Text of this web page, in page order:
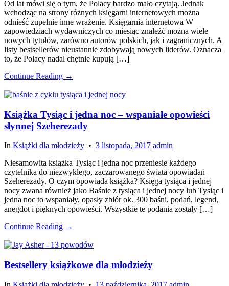
Od lat mówi się o tym, że Polacy bardzo mało czytają. Jednak
wchodząc na strony różnych księgarni internetowych można
odnieść zupełnie inne wrażenie. Księgarnia internetowa W
zapowiedziach wydawniczych co miesiąc znaleźć można wiele
nowych tytułów, zarówno autorów polskich, jak i zagranicznych. A
listy bestsellerów nieustannie zdobywają nowych liderów. Oznacza
to, że Polacy nadal chętnie kupują […]
Continue Reading →
Książka Tysiąc i jedna noc – wspaniałe opowieści
słynnej Szeherezady
In Książki dla młodzieży • 3 listopada, 2017 admin
Niesamowita książka Tysiąc i jedna noc przeniesie każdego
czytelnika do niezwykłego, zaczarowanego świata opowiadań
Szeherezady. O czym opowiada książka? Księga tysiąca i jednej
nocy zwana również jako Baśnie z tysiąca i jednej nocy lub Tysiąc i
jedna noc to wspaniały, opasły zbiór ok. 300 baśni, podań, legend,
anegdot i pięknych opowieści. Wszystkie te podania zostały […]
Continue Reading →
Bestsellery książkowe dla młodzieży